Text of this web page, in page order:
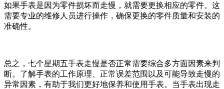
如果手表是因为零件损坏而走慢，就需要更换相应的零件。这
需要专业的维修人员进行操作，确保更换的零件质量和安装的
准确性。
总之，七个星期五手表走慢是否正常需要综合多方面因素来判
断。了解手表的工作原理、正常误差范围以及可能导致走慢的
异常因素，有助于我们更好地保养和使用手表。当手表出现走